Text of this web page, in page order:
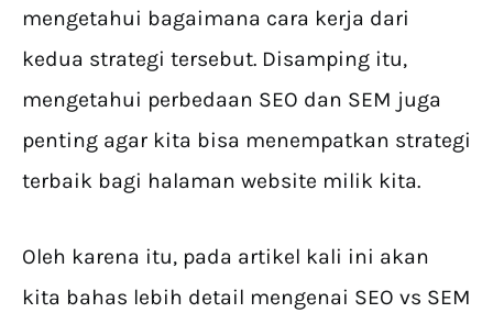
mengetahui bagaimana cara kerja dari
kedua strategi tersebut. Disamping itu,
mengetahui perbedaan SEO dan SEM juga
penting agar kita bisa menempatkan strategi
terbaik bagi halaman website milik kita.
Oleh karena itu, pada artikel kali ini akan
kita bahas lebih detail mengenai SEO vs SEM